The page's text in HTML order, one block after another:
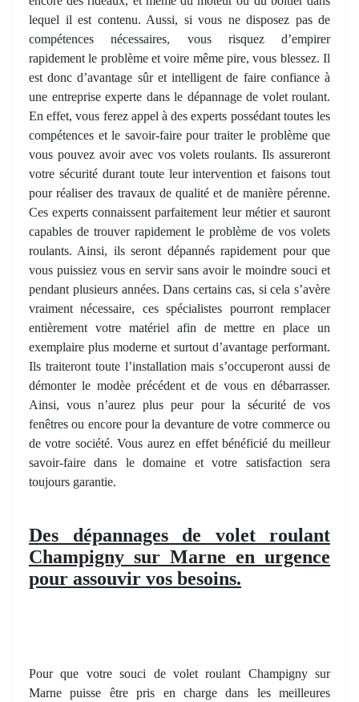
lequel il est contenu. Aussi, si vous ne disposez pas de
compétences nécessaires, vous risquez d’empirer
rapidement le problème et voire même pire, vous blessez. Il
est donc d’avantage sûr et intelligent de faire confiance à
une entreprise experte dans le dépannage de volet roulant.
En effet, vous ferez appel à des experts possédant toutes les
compétences et le savoir-faire pour traiter le problème que
vous pouvez avoir avec vos volets roulants. Ils assureront
votre sécurité durant toute leur intervention et faisons tout
pour réaliser des travaux de qualité et de manière pérenne.
Ces experts connaissent parfaitement leur métier et sauront
capables de trouver rapidement le problème de vos volets
roulants. Ainsi, ils seront dépannés rapidement pour que
vous puissiez vous en servir sans avoir le moindre souci et
pendant plusieurs années. Dans certains cas, si cela s’avère
vraiment nécessaire, ces spécialistes pourront remplacer
entièrement votre matériel afin de mettre en place un
exemplaire plus moderne et surtout d’avantage performant.
Ils traiteront toute l’installation mais s’occuperont aussi de
démonter le modèe précédent et de vous en débarrasser.
Ainsi, vous n’aurez plus peur pour la sécurité de vos
fenêtres ou encore pour la devanture de votre commerce ou
de votre société. Vous aurez en effet bénéficié du meilleur
savoir-faire dans le domaine et votre satisfaction sera
toujours garantie.
Des dépannages de volet roulant
Champigny sur Marne en urgence
pour assouvir vos besoins.
Pour que votre souci de volet roulant Champigny sur
Marne puisse être pris en charge dans les meilleures